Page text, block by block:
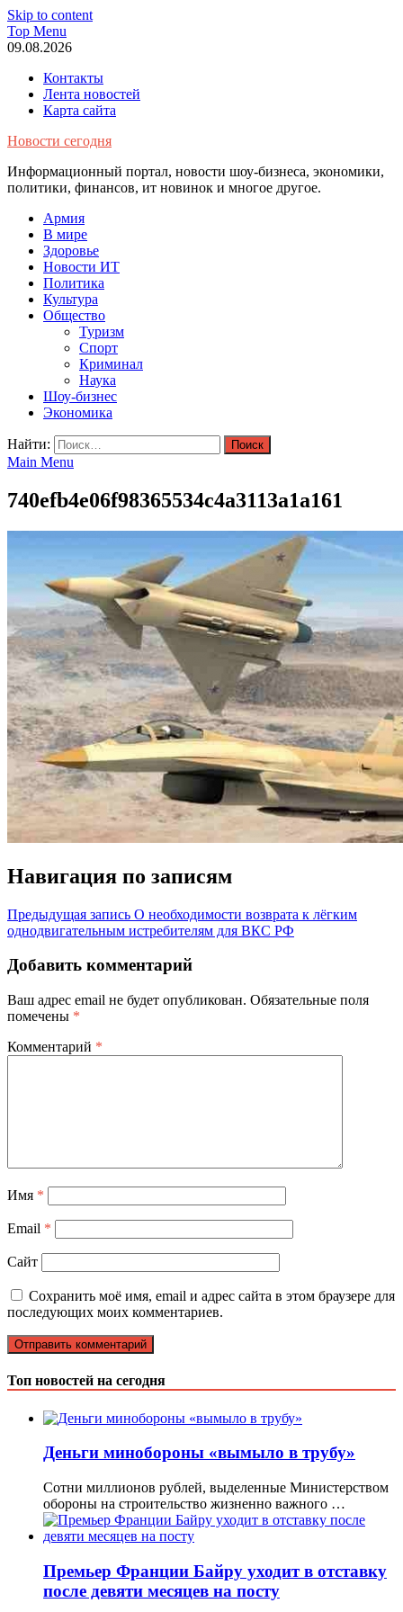
Skip to content
Top Menu
09.08.2026
Контакты
Лента новостей
Карта сайта
Новости сегодня
Информационный портал, новости шоу-бизнеса, экономики,
политики, финансов, ит новинок и многое другое.
Армия
В мире
Здоровье
Новости ИТ
Политика
Культура
Общество
Туризм
Спорт
Криминал
Наука
Шоу-бизнес
Экономика
Найти:
Main Menu
740efb4e06f98365534c4a3113a1a161
Навигация по записям
Предыдущая запись О необходимости возврата к лёгким
однодвигательным истребителям для ВКС РФ
Добавить комментарий
Ваш адрес email не будет опубликован. Обязательные поля
помечены *
Комментарий *
Имя *
Email *
Сайт
Сохранить моё имя, email и адрес сайта в этом браузере для
последующих моих комментариев.
Топ новостей на сегодня
Деньги минобороны «вымыло в трубу»
Сотни миллионов рублей, выделенные Министерством
обороны на строительство жизненно важного …
Премьер Франции Байру уходит в отставку
после девяти месяцев на посту